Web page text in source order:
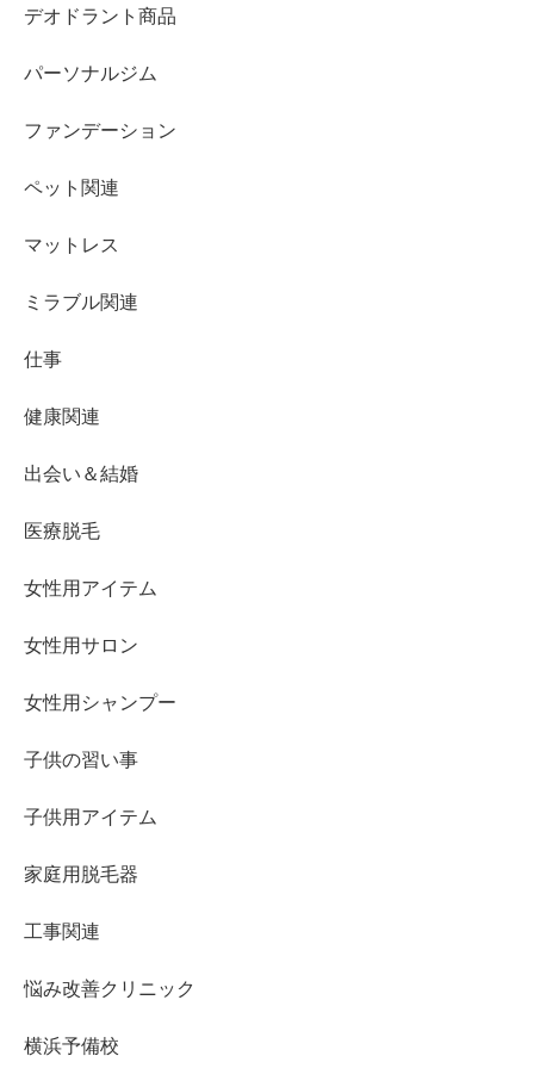
デオドラント商品
パーソナルジム
ファンデーション
ペット関連
マットレス
ミラブル関連
仕事
健康関連
出会い＆結婚
医療脱毛
女性用アイテム
女性用サロン
女性用シャンプー
子供の習い事
子供用アイテム
家庭用脱毛器
工事関連
悩み改善クリニック
横浜予備校